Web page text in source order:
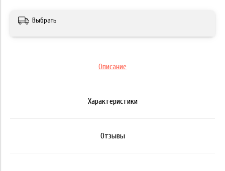
Выбрать
Описание
Характеристики
Отзывы